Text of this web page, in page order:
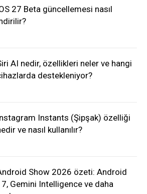
27 Beta güncellemesi nasıl
AI nedir, özellikleri neler ve hangi
destekleniyor?
Instants (Şipşak) özelliği
ve nasıl kullanılır?
Show 2026 özeti: Android
Gemini Intelligence ve daha